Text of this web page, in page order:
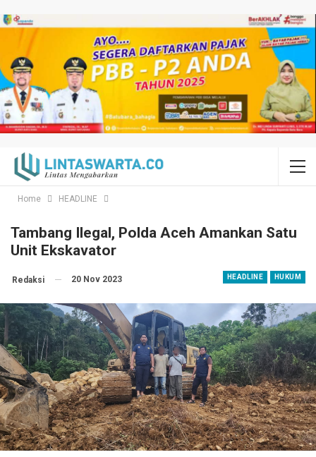
Home HEADLINE
Tambang Ilegal, Polda Aceh Amankan Satu
Unit Ekskavator
HEADLINE HUKUM
Redaksi 20 Nov 2023